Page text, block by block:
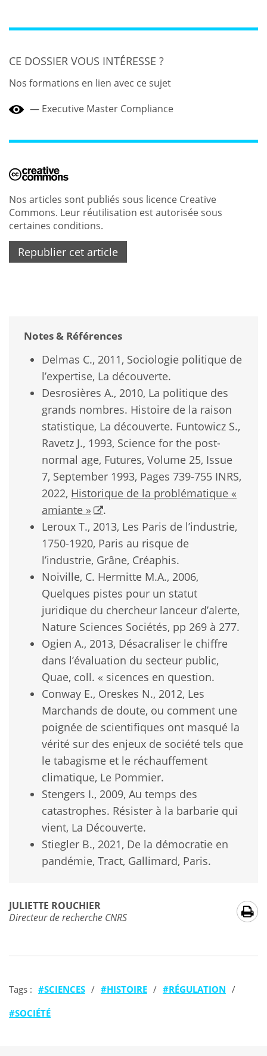
CE DOSSIER VOUS INTÉRESSE ?
Nos formations en lien avec ce sujet
Executive Master Compliance
Nos articles sont publiés sous licence Creative
Commons. Leur réutilisation est autorisée sous
certaines conditions.
Republier cet article
Notes & Références
Delmas C., 2011, Sociologie politique de
l’expertise, La découverte.
Desrosières A., 2010, La politique des
grands nombres. Histoire de la raison
statistique, La découverte. Funtowicz S.,
Ravetz J., 1993, Science for the post-
normal age, Futures, Volume 25, Issue
7, September 1993, Pages 739-755 INRS,
2022, Historique de la problématique «
amiante »
.
Leroux T., 2013, Les Paris de l’industrie,
1750-1920, Paris au risque de
l’industrie, Grâne, Créaphis.
Noiville, C. Hermitte M.A., 2006,
Quelques pistes pour un statut
juridique du chercheur lanceur d’alerte,
Nature Sciences Sociétés, pp 269 à 277.
Ogien A., 2013, Désacraliser le chiffre
dans l’évaluation du secteur public,
Quae, coll. « sicences en question.
Conway E., Oreskes N., 2012, Les
Marchands de doute, ou comment une
poignée de scientifiques ont masqué la
vérité sur des enjeux de société tels que
le tabagisme et le réchauffement
climatique, Le Pommier.
Stengers I., 2009, Au temps des
catastrophes. Résister à la barbarie qui
vient, La Découverte.
Stiegler B., 2021, De la démocratie en
pandémie, Tract, Gallimard, Paris.
JULIETTE ROUCHIER
Directeur de recherche CNRS
Tags : SCIENCES / HISTOIRE / RÉGULATION /
SOCIÉTÉ